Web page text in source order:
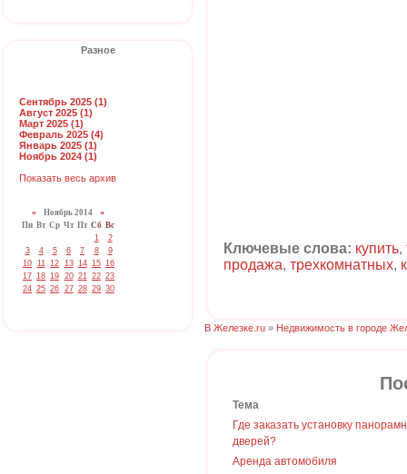
Разное
Сентябрь 2025 (1)
Август 2025 (1)
Март 2025 (1)
Февраль 2025 (4)
Январь 2025 (1)
Ноябрь 2024 (1)
Показать весь архив
« Ноябрь 2014 »
Пн Вт Ср Чт Пт Сб Вс
1
2
3
4 5 6 7 8
9
10 11 12 13 14 15 16
17 18 19 20 21 22 23
24 25 26 27 28 29 30
Ключевые слова: купить,
продажа, трехкомнатных,
В Железке.ru » Недвижимость в городе
Тема
Где заказать установку
дверей?
Аренда автомобиля